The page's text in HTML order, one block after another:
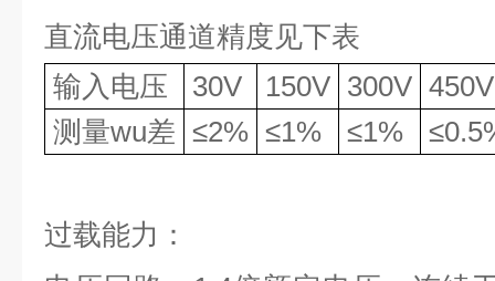
直流电压通道精度见下表
输入电压
30V 150V 300V 450V
测量wu差 ≤2% ≤1% ≤1% ≤0.5
过载能力 ：